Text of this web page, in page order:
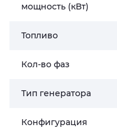
мощность (кВт)
Топливо
Кол-во фаз
Тип генератора
Конфигурация